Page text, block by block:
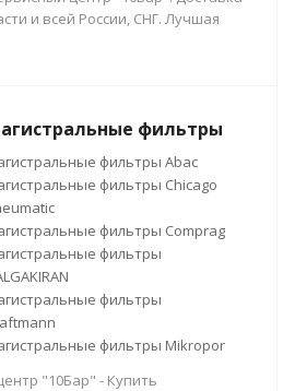
и всей России, СНГ. Лучшая
фильтры
фильтры Abac
фильтры Chicago
фильтры Comprag
фильтры
фильтры
фильтры Mikropor
"10Бар" - Купить